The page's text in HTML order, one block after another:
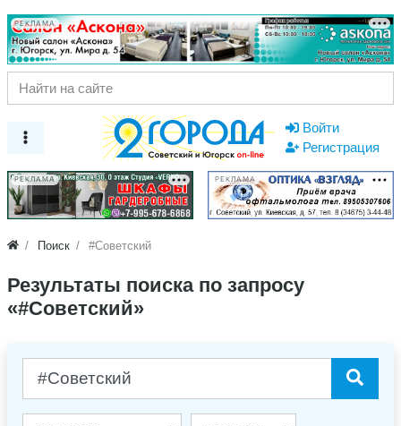
РЕКЛАМА
Войти
Регистрация
РЕКЛАМА РЕКЛАМА
Поиск #Советский
Результаты поиска по запросу
«#Советский»